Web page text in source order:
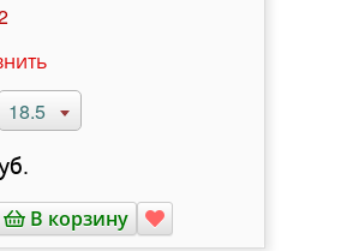
18.5
В корзину